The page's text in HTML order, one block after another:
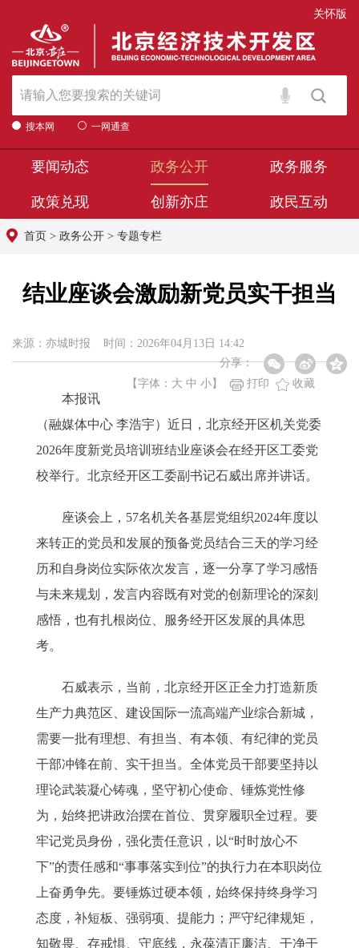
关怀版
搜本网 一网通查
要闻动态 政务公开 政务服务
政策兑现 创新亦庄 政民互动
首页 > 政务公开 > 专题专栏
结业座谈会激励新党员实干担当
来源：亦城时报 时间：2026年04月13日 14:42
分享：
【字体： 大 中 小 】 打印 收藏
本报讯
（融媒体中心 李浩宇）近日，北京经开区机关党委
2026年度新党员培训班结业座谈会在经开区工委党
校举行。北京经开区工委副书记石威出席并讲话。
座谈会上，57名机关各基层党组织2024年度以
来转正的党员和发展的预备党员结合三天的学习经
历和自身岗位实际依次发言，逐一分享了学习感悟
与未来规划，发言内容既有对党的创新理论的深刻
感悟，也有扎根岗位、服务经开区发展的具体思
考。
石威表示，当前，北京经开区正全力打造新质
生产力典范区、建设国际一流高端产业综合新城，
需要一批有理想、有担当、有本领、有纪律的党员
干部冲锋在前、实干担当。全体党员干部要坚持以
理论武装凝心铸魂，坚守初心使命、锤炼党性修
为，始终把讲政治摆在首位、贯穿履职全过程。要
牢记党员身份，强化责任意识，以“时时放心不
下”的责任感和“事事落实到位”的执行力在本职岗位
上奋勇争先。要锤炼过硬本领，始终保持终身学习
态度，补短板、强弱项、提能力；严守纪律规矩，
知敬畏、存戒惧、守底线，永葆清正廉洁、干净干